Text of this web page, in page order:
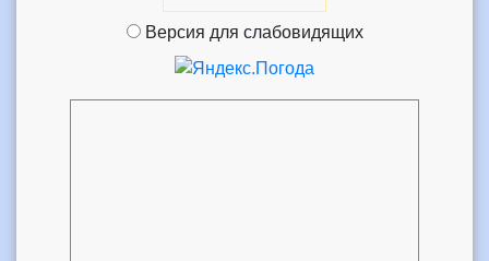
Версия для слабовидящих